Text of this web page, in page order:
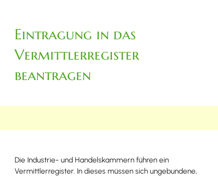
Eintragung in das
Vermittlerregister
beantragen
Die Industrie- und Handelskammern führen ein
Vermittlerregister. In dieses müssen sich ungebundene,